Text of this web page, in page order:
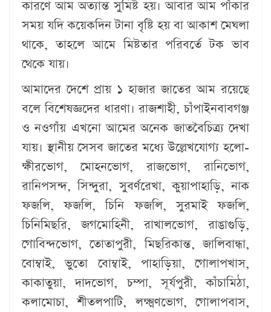
কারণে আম অত্যান্ত সুমিষ্ট হয়। আবার আম পাঁকার
সময় যদি কয়েকদিন টানা বৃষ্টি হয় বা আকাশ মেঘলা
থাকে, তাহলে আমে মিষ্টতার পরিবর্তে টক ভাব
থেকে যায়।
আমাদের দেশে প্রায় ১ হাজার জাতের আম রয়েছে
বলে বিশেষজ্ঞদের ধারণা। রাজশাহী, চাঁপাইনবাবগঞ্জ
ও নওগাঁয় এখনো আমের অনেক জাতবৈচিত্র্য দেখা
যায়। স্থানীয় সেসব জাতের মধ্যে উল্লেখযোগ্য হলো-
ক্ষীরভোগ, মোহনভোগ, রাজভোগ, রানিভোগ,
রানিপসন্দ, সিন্দুরা, সুবর্ণরেখা, কুয়াপাহাড়ি, নাক
ফজলি, ফজলি, চিনি ফজলি, সুরমাই ফজলি,
চিনিমিছরি, জগমোহিনী, রাখালভোগ, রাঙাগুড়ি,
গোবিন্দভোগ, তোতাপুরী, মিছরিকান্ত, জালিবান্ধা,
বোম্বাই, ভুতো বোম্বাই, পাহাড়িয়া, গোলাপখাস,
কাকাতুয়া, দাদভোগ, চম্পা, সূর্যপুরী, কাঁচামিঠা,
কলামোচা, শীতলপাটি, লক্ষ্মণভোগ, গোলাপবাস,